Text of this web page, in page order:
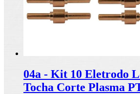
04a - Kit 10 Eletrodo
Tocha Corte Plasma